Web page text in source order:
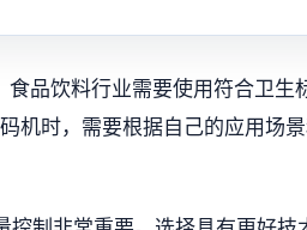
品饮料行业需要使用符合卫生
机时，需要根据自己的应用场